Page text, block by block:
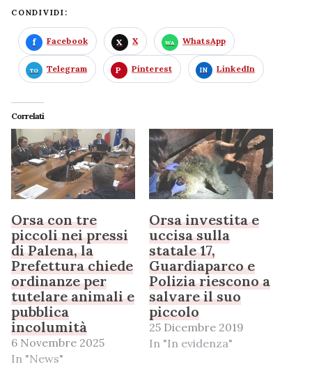
CONDIVIDI:
Facebook X WhatsApp
Telegram Pinterest LinkedIn
Correlati
Orsa con tre
piccoli nei pressi
di Palena, la
Prefettura chiede
ordinanze per
tutelare animali e
pubblica
incolumità
6 Novembre 2025
In "News"
Orsa investita e
uccisa sulla
statale 17,
Guardiaparco e
Polizia riescono a
salvare il suo
piccolo
25 Dicembre 2019
In "In evidenza"